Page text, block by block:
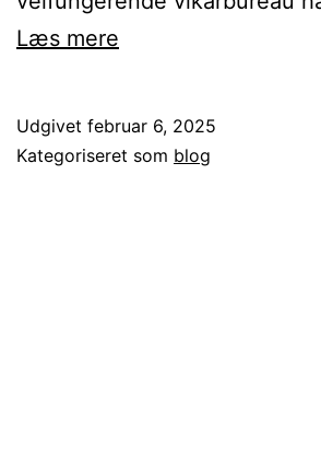
Læs mere
bruge
Udgivet februar 6, 2025
Kategoriseret som blog